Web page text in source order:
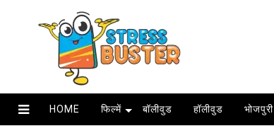
HOME फिल्में बॉलीवुड हॉलीवुड भोजपुरी